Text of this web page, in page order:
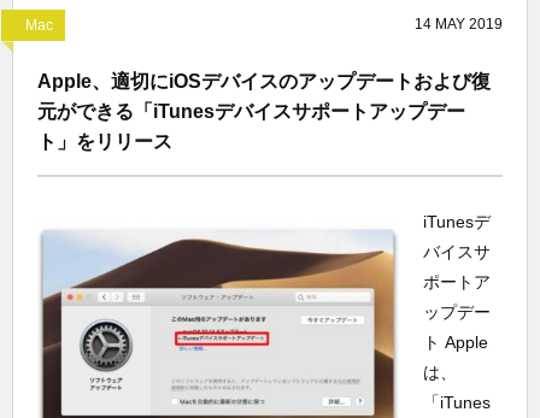
Mac 14 MAY 2019
Apple、適切にiOSデバイスのアップデートおよび復
元ができる「iTunesデバイスサポートアップデー
ト」をリリース
iTunesデ
バイスサ
ポートア
ップデー
ト Apple
は、
「iTunes